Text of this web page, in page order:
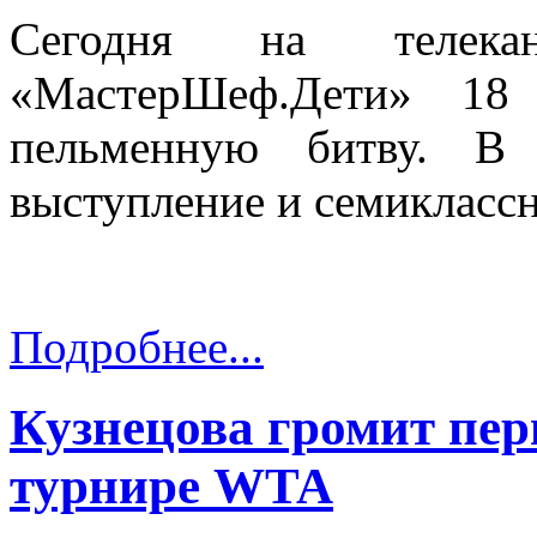
Сегодня на
«МастерШеф.Дети»
пельменную битву.
выступление и
Подробнее...
Кузнецова громит
турнире WTA